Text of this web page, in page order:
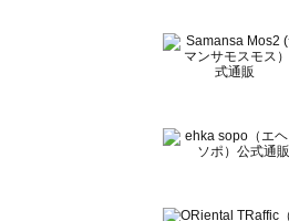
BETTY'S BLUE（べテ
Wpc.（ワールドパーテ